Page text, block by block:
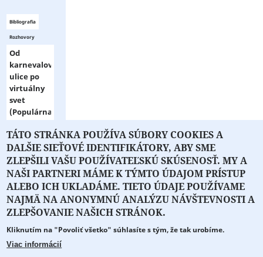
Bibliografia
Rozhovory
Od
karnevalovej
ulice po
virtuálny
svet
(Populárna
masové
médiá)
Eurokódex
2013
Posledná
večera a
iné
PT
Marenčin
▼ zobraziť
viac ▼
O PORTÁLI O DRUŽSTVE SPONZORI KONTAKT
Projekt z verejných fondov podporil
TÁTO STRÁNKA POUŽÍVA SÚBORY COOKIES A
DALŠIE SIEŤOVÉ IDENTIFIKÁTORY, ABY SME
ZLEPŠILI VAŠU POUŽÍVATEĽSKÚ SKÚSENOSŤ. MY A
NAŠI PARTNERI MÁME K TÝMTO ÚDAJOM PRÍSTUP
ALEBO ICH UKLADÁME. TIETO ÚDAJE POUŽÍVAME
NAJMÄ NA ANONYMNÚ ANALÝZU NÁVŠTEVNOSTI A
ZLEPŠOVANIE NAŠICH STRÁNOK.
Kliknutím na "Povoliť všetko" súhlasíte s tým, že tak urobíme.
Viac informácií